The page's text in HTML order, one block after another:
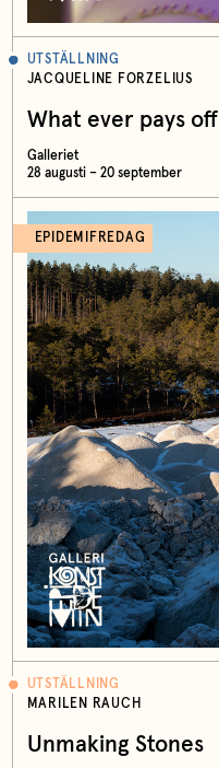
UTSTÄLLNING
JACQUELINE FORZELIUS
What ever pays off
Galleriet
28 augusti – 20 september
EPIDEMIFREDAG
UTSTÄLLNING
MARILEN RAUCH
Unmaking Stones